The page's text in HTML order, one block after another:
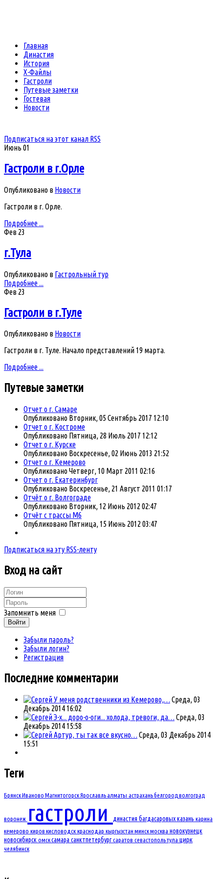
Главная
Династия
История
Х-Файлы
Гастроли
Путевые заметки
Гостевая
Новости
Подписаться на этот канал RSS
Июнь 01
Гастроли в г.Орле
Опубликовано в Новости
Гастроли в г. Орле.
Подробнее ...
Фев 23
г.Тула
Опубликовано в Гастрольный тур
Подробнее ...
Фев 23
Гастроли в г.Туле
Опубликовано в Новости
Гастроли в г. Туле. Начало представлений 19 марта.
Подробнее ...
Путевыезаметки
Отчет о г. Самаре
Опубликовано Вторник, 05 Сентябрь 2017 12:10
Отчет о г. Костроме
Опубликовано Пятница, 28 Июль 2017 12:12
Отчет о г. Курске
Опубликовано Воскресенье, 02 Июнь 2013 21:52
Отчет о г. Кемерово
Опубликовано Четверг, 10 Март 2011 02:16
Отчет о г. Екатеринбург
Опубликовано Воскресенье, 21 Август 2011 01:17
Отчёт о г. Волгоградe
Опубликовано Вторник, 12 Июнь 2012 02:47
Отчёт с трассы М6
Опубликовано Пятница, 15 Июнь 2012 03:47
Подписаться на эту RSS-ленту
Вход на сайт
Запомнить меня
Войти
Забыли пароль?
Забыли логин?
Регистрация
Последние комментарии
У меня родственники из Кемерово,… Среда, 03
Декабрь 2014 16:02
Э-х... доро-о-оги... холода, тревоги, да… Среда, 03
Декабрь 2014 15:58
Артур, ты так все вкусно… Среда, 03 Декабрь 2014
15:51
Теги
БрянскИваново МагнитогорскЯрославльалматы астраханьбелгород волгоград
воронеж гастроли династия багдасаровыхказань карина
кемерово киров кисловодск краснодар кыргызстан минскмосква новокузнецк
новосибирск омсксамара санктпетербургсаратов севастопольтула цирк
челябинск